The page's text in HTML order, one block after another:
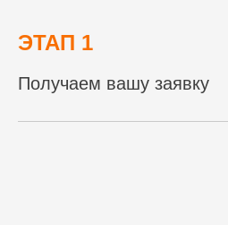
ЭТАП 1
Получаем вашу заявку